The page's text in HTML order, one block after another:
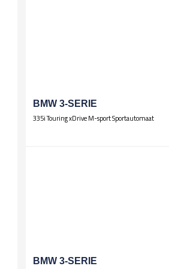
Zittingen
BMW 3-SERIE
335i Touring xDrive M-sport Sportautomaat
BMW 3-SERIE